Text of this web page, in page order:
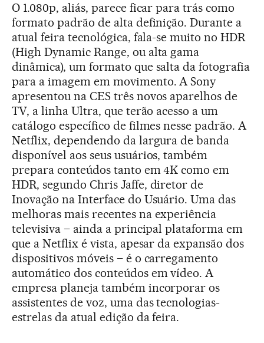
O 1.080p, aliás, parece ficar para trás como
formato padrão de alta definição. Durante a
atual feira tecnológica, fala-se muito no HDR
(High Dynamic Range, ou alta gama
dinâmica), um formato que salta da fotografia
para a imagem em movimento. A Sony
apresentou na CES três novos aparelhos de
TV, a linha Ultra, que terão acesso a um
catálogo específico de filmes nesse padrão. A
Netflix, dependendo da largura de banda
disponível aos seus usuários, também
prepara conteúdos tanto em 4K como em
HDR, segundo Chris Jaffe, diretor de
Inovação na Interface do Usuário. Uma das
melhoras mais recentes na experiência
televisiva – ainda a principal plataforma em
que a Netflix é vista, apesar da expansão dos
dispositivos móveis – é o carregamento
automático dos conteúdos em vídeo. A
empresa planeja também incorporar os
assistentes de voz, uma das tecnologias-
estrelas da atual edição da feira.